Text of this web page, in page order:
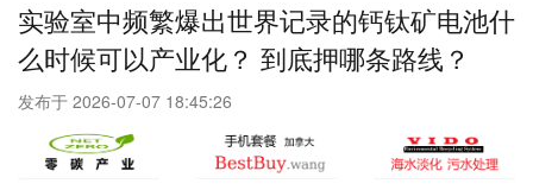
实验室中频繁爆出世界记录的钙钛矿电池什
么时候可以产业化？ 到底押哪条路线？
发布于 2026-07-07 18:45:26